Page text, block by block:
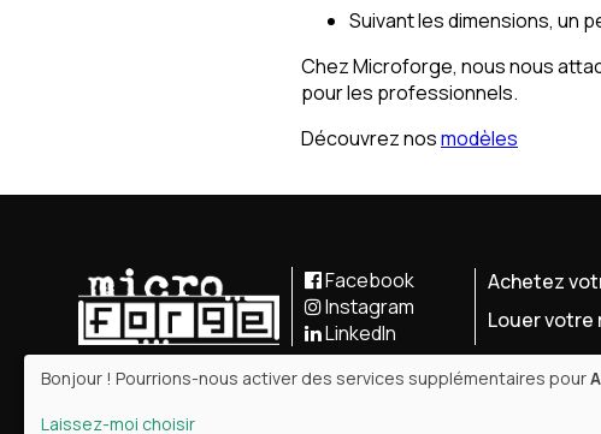
Suivant les dimensions, un
Chez Microforge, nous nous
pour les professionnels.
Découvrez nosmodèles
Facebook
Instagram
LinkedIn
Achetez
Louer votre
Bonjour ! Pourrions-nous activer des services supplémentaires pour
Laissez-moi choisir